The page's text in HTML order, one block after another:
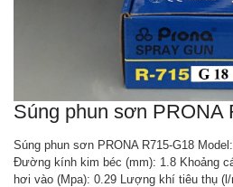
Súng phun sơn PRONA
Súng phun sơn PRONA R715-G18
Đường kính kim béc (mm): 1.8 Khoảng
hơi vào (Mpa): 0.29 Lượng khí tiêu thụ